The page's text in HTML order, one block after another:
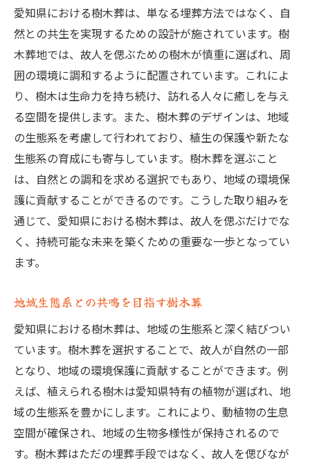
愛知県における樹木葬は、単なる埋葬方法ではなく、自
然との共生を実現するための設計が施されています。樹
木葬地では、故人を偲ぶための樹木が慎重に選ばれ、周
囲の環境に調和するように配置されています。これによ
り、樹木は生命力を持ち続け、訪れる人々に癒しを与え
る空間を提供します。また、樹木葬のデザインは、地域
の生態系を考慮して行われており、植生の保護や新たな
生態系の育成にも寄与しています。樹木葬を選ぶこと
は、自然との調和を求める選択でもあり、地域の環境保
護に貢献することができるのです。こうした取り組みを
通じて、愛知県における樹木葬は、故人を偲ぶだけでな
く、持続可能な未来を築くための重要な一歩となってい
ます。
地域生態系との共鳴を目指す樹木葬
愛知県における樹木葬は、地域の生態系と深く結びつい
ています。樹木葬を選択することで、故人が自然の一部
となり、地域の環境保護に貢献することができます。例
えば、植えられる樹木は愛知県特有の植物が選ばれ、地
域の生態系を豊かにします。これにより、動植物の生息
空間が確保され、地域の生物多様性が保持されるので
す。樹木葬はただの埋葬手段ではなく、故人を偲びなが